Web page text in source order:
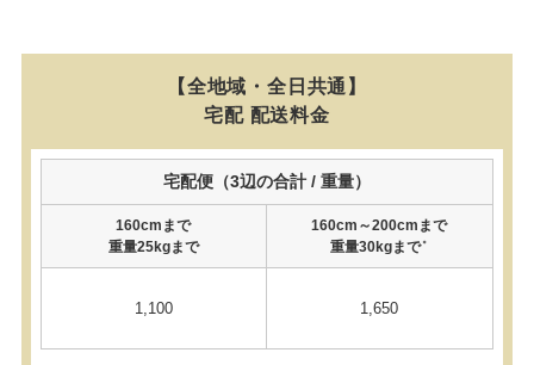
【全地域・全日共通】
宅配 配送料金
宅配便（3辺の合計 / 重量）
160cmまで
重量25kgまで
160cm～200cmまで
重量30kgまで ＊
1,100 1,650